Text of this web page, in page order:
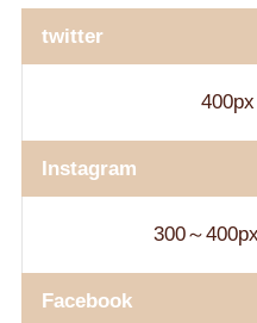
twitter
Instagram
300～
Facebook